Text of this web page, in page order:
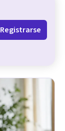
Registrarse